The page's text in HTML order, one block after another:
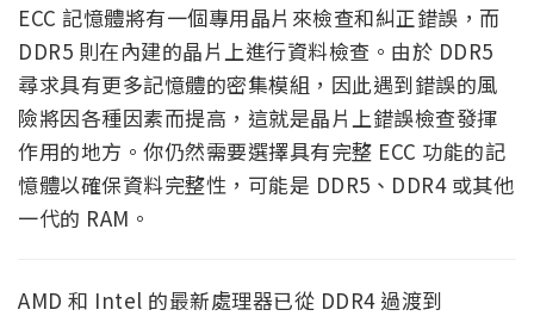
ECC 記憶體將有一個專用晶片來檢查和糾正錯誤，而
DDR5 則在內建的晶片上進行資料檢查。由於 DDR5
尋求具有更多記憶體的密集模組，因此遇到錯誤的風
險將因各種因素而提高，這就是晶片上錯誤檢查發揮
作用的地方。你仍然需要選擇具有完整 ECC 功能的記
憶體以確保資料完整性，可能是 DDR5、DDR4 或其他
一代的 RAM。
AMD 和 Intel 的最新處理器已從 DDR4 過渡到